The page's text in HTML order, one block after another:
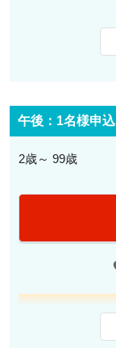
最少催行人数
るサービス
午後：1名様申込
2歳～ 99歳